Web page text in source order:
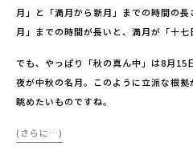
月」と「満月から新月」までの時間の
月」までの時間が長いと、満月が「十七
でも、やっぱり「秋の真ん中」は8月15
夜が中秋の名月。このように立派な根
眺めたいものですね。
(さらに…)